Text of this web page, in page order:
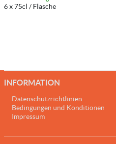
6 x 75cl / Flasche
INFORMATION
Datenschutzrichtlinien
Bedingungen und Konditionen
Impressum